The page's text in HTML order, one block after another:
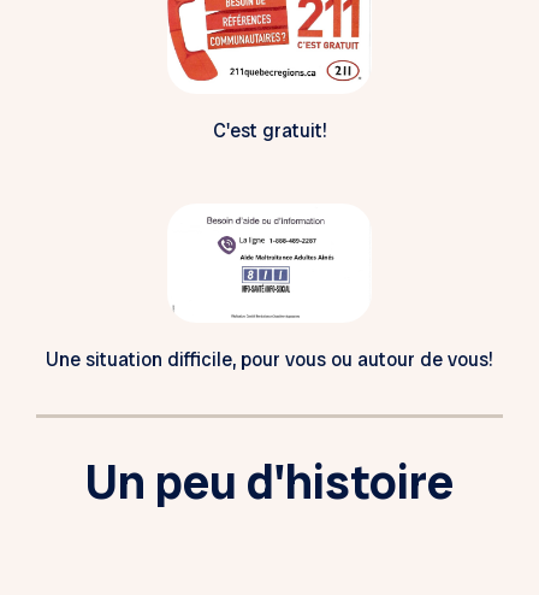
C'est gratuit!
Une situation difficile, pour vous ou autour de vous!
Un peu d'histoire